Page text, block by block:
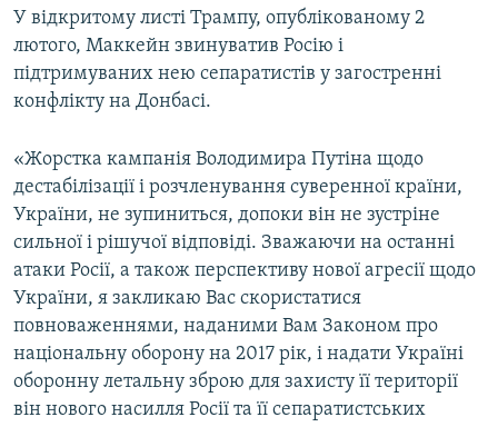
ВІДЕОУРОКИ «ELIFBE»
СВІДЧЕННЯ ОКУПАЦІЇ
ІНФОГРАФІКА
Русский
Qırımtatar
ДОЛУЧАЙСЯ!
Усі сайти RFE/RL
У відкритому листі Трампу, опублікованому 2
лютого, Маккейн звинуватив Росію і
підтримуваних нею сепаратистів у загостренні
конфлікту на Донбасі.
«Жорстка кампанія Володимира Путіна щодо
дестабілізації і розчленування суверенної країни,
України, не зупиниться, допоки він не зустріне
сильної і рішучої відповіді. Зважаючи на останні
атаки Росії, а також перспективу нової агресії щодо
України, я закликаю Вас скористатися
повноваженнями, наданими Вам Законом про
національну оборону на 2017 рік, і надати Україні
оборонну летальну зброю для захисту її території
він нового насилля Росії та її сепаратистських